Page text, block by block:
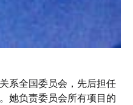
系全国委员会，先后担任
她负责委员会所有项目的